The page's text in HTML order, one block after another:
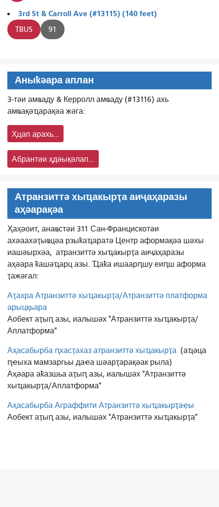
3rd St & Carroll Ave (#13115) (140 feet)
TBUS 91
Аныҟәара аплан
3-тәи амҩаду & Керролл амҩаду (#13116) ахь
амҩақәҵарақәа жәга:
Ҳцап арахь...
Абрантәи ҳдәықәлап...
Атранзиттә хыҵакырҭа аиҷаҳаразы
аҳәарақәа
Ҳаҳәоит, анаҩстәи 311 Сан-Францискотәи
ахәаахәҭыҩцәа рзыҟаҵаратә Центр аформақәа шәхы
иашәырхәа, атранзиттә хыҵакырҭа аиҷаҳаразы
аҳәара ҟашәҵарц азы. Ҵаҟа ишаарԥшу еиԥш аформа
ҭажәгал:
Аҭахра Атранзиттә хыҵакырҭа/Атранзиттә платформа
арыцқьара
Аобект аҭыԥ азы, иалышәх "Атранзиттә хыҵакырҭа/
Аплатформа"
Аҳасабырба ԥхасҭахаз атранзиттә хыҵакырҭа (аҵәца
ԥҽыха мамзаргьы даҽа шәарҭарақәак рыла)
Аҳәара аҟазшьа аҭыԥ азы, иалышәх "Атранзиттә
хыҵакырҭа/Аплатформа"
Аҳасабырба Аграффити Атранзиттә хыҵакырҭаҿы
Аобект аҭыԥ азы, иалышәх "Атранзиттә хыҵакырҭа"